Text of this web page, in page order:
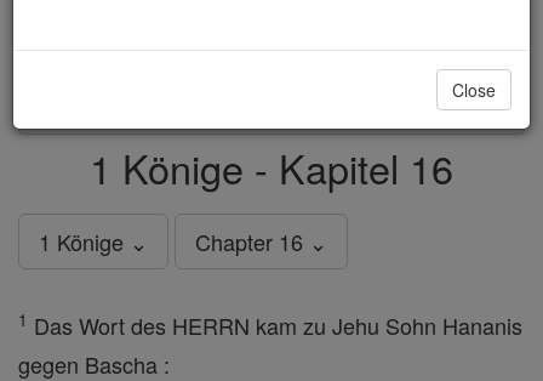
and keep Catholic education free for all. Stand with us
1 Könige - Kapitel 16
1 Könige ⌄ Chapter 16 ⌄
1 Das Wort des HERRN kam zu Jehu Sohn Hananis
gegen Bascha :
Close